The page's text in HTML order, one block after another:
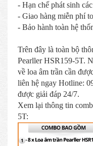
- Hạn chế phát sinh
- Giao hàng miễn phí
- Bảo hành toàn hệ
Trên đây là toàn bộ
Pearller HSR159-5T.
về loa âm trần cần
liên hệ ngay Hotline:
được giải đáp 24/7.
Xem lại thông tin
5T: